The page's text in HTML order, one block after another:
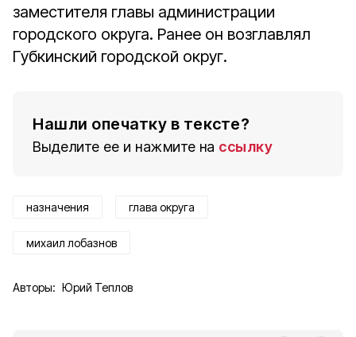
заместителя главы администрации
городского округа. Ранее он возглавлял
Губкинский городской округ.
Нашли опечатку в тексте?
Выделите ее и нажмите на ссылку
назначения глава округа
михаил лобазнов
Авторы: Юрий Теплов